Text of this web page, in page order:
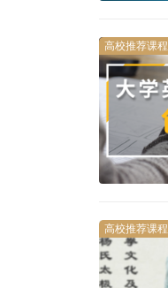
高校推荐课程
高校推荐课程